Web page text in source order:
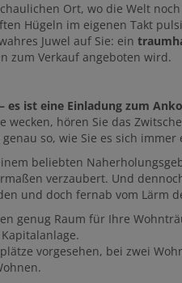
Ort, wo die Welt
Hügeln im eigenen Takt
Juwel auf Sie: ein
zum Verkauf angeboten wird.
es ist eine Einladung zum
wecken, hören Sie das
so, wie Sie es sich
beliebten
verzaubert. Und
und doch fernab vom Lärm
genug Raum für Ihre
vorgesehen, bei zwei